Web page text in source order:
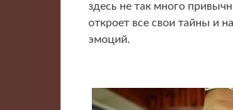
здесь не так много
откроет все свои тайны и
эмоций.